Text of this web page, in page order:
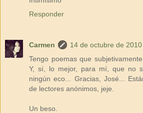
Responder
Carmen
14 de octubre de
Tengo poemas que
Y, sí, lo mejor, para mí, que no
ningún eco... Gracias, José...
de lectores anónimos, jeje.
Un beso.